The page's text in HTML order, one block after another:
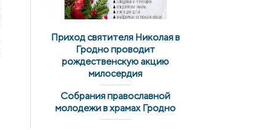
Приход святителя Николая в
Гродно проводит
рождественскую акцию
милосердия
Собрания православной
молодежи в храмах Гродно